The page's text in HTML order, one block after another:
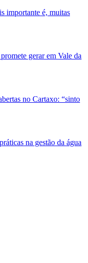
importante é, muitas
gerar em Vale da
no Cartaxo: “sinto
na gestão da água